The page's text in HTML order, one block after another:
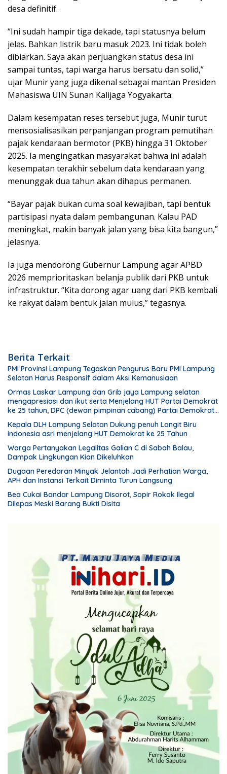
desa definitif.
“Ini sudah hampir tiga dekade, tapi statusnya belum
jelas. Bahkan listrik baru masuk 2023. Ini tidak boleh
dibiarkan. Saya akan perjuangkan status desa ini
sampai tuntas, tapi warga harus bersatu dan solid,”
ujar Munir yang juga dikenal sebagai mantan Presiden
Mahasiswa UIN Sunan Kalijaga Yogyakarta.
Dalam kesempatan reses tersebut juga, Munir turut
mensosialisasikan perpanjangan program pemutihan
pajak kendaraan bermotor (PKB) hingga 31 Oktober
2025. Ia mengingatkan masyarakat bahwa ini adalah
kesempatan terakhir sebelum data kendaraan yang
menunggak dua tahun akan dihapus permanen.
“Bayar pajak bukan cuma soal kewajiban, tapi bentuk
partisipasi nyata dalam pembangunan. Kalau PAD
meningkat, makin banyak jalan yang bisa kita bangun,”
jelasnya.
Ia juga mendorong Gubernur Lampung agar APBD
2026 memprioritaskan belanja publik dari PKB untuk
infrastruktur. “Kita dorong agar uang dari PKB kembali
ke rakyat dalam bentuk jalan mulus,” tegasnya.
Berita Terkait
PMI Provinsi Lampung Tegaskan Pengurus Baru PMI Lampung
Selatan Harus Responsif dalam Aksi Kemanusiaan
Ormas Laskar Lampung dan Grib jaya Lampung selatan
mengapresiasi dan ikut serta Menjelang HUT Partai Demokrat
ke 25 tahun, DPC (dewan pimpinan cabang) Partai Demokrat
Lampung Selatan gelar aksi bersih-bersih pantai dan
menanam pohon
Kepala DLH Lampung Selatan Dukung penuh Langit Biru
indonesia asri menjelang HUT Demokrat ke 25 Tahun
Warga Pertanyakan Legalitas Galian C di Sabah Balau,
Dampak Lingkungan Kian Dikeluhkan
Dugaan Peredaran Minyak Jelantah Jadi Perhatian Warga,
APH dan Instansi Terkait Diminta Turun Langsung
Bea Cukai Bandar Lampung Disorot, Sopir Rokok Ilegal
Dilepas Meski Barang Bukti Disita